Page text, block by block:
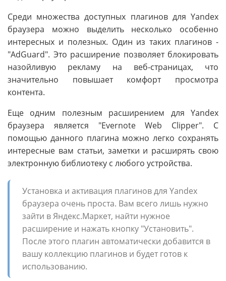
Среди множества доступных плагинов для Yandex
браузера можно выделить несколько особенно
интересных и полезных. Один из таких плагинов -
"AdGuard". Это расширение позволяет блокировать
назойливую рекламу на веб-страницах, что
значительно повышает комфорт просмотра
контента.
Еще одним полезным расширением для Yandex
браузера является "Evernote Web Clipper". С
помощью данного плагина можно легко сохранять
интересные вам статьи, заметки и расширять свою
электронную библиотеку с любого устройства.
Установка и активация плагинов для Yandex
браузера очень проста. Вам всего лишь нужно
зайти в Яндекс.Маркет, найти нужное
расширение и нажать кнопку "Установить".
После этого плагин автоматически добавится в
вашу коллекцию плагинов и будет готов к
использованию.